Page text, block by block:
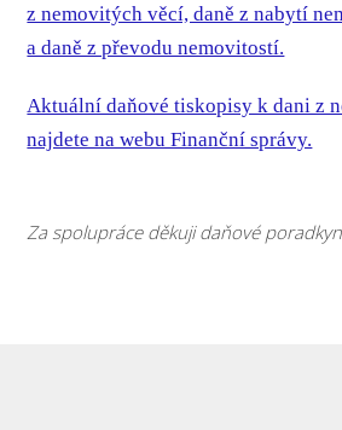
z nemovitých věcí, daně z nabytí
a daně z převodu nemovitostí.
Aktuální daňové tiskopisy k dani z
najdete na webu Finanční správy.
Za spolupráce děkuji daňové